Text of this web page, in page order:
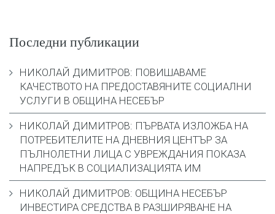
Последни публикации
НИКОЛАЙ ДИМИТРОВ: ПОВИШАВАМЕ
КАЧЕСТВОТО НА ПРЕДОСТАВЯНИТЕ СОЦИАЛНИ
УСЛУГИ В ОБЩИНА НЕСЕБЪР
НИКОЛАЙ ДИМИТРОВ: ПЪРВАТА ИЗЛОЖБА НА
ПОТРЕБИТЕЛИТЕ НА ДНЕВНИЯ ЦЕНТЪР ЗА
ПЪЛНОЛЕТНИ ЛИЦА С УВРЕЖДАНИЯ ПОКАЗА
НАПРЕДЪК В СОЦИАЛИЗАЦИЯТА ИМ
НИКОЛАЙ ДИМИТРОВ: ОБЩИНА НЕСЕБЪР
ИНВЕСТИРА СРЕДСТВА В РАЗШИРЯВАНЕ НА